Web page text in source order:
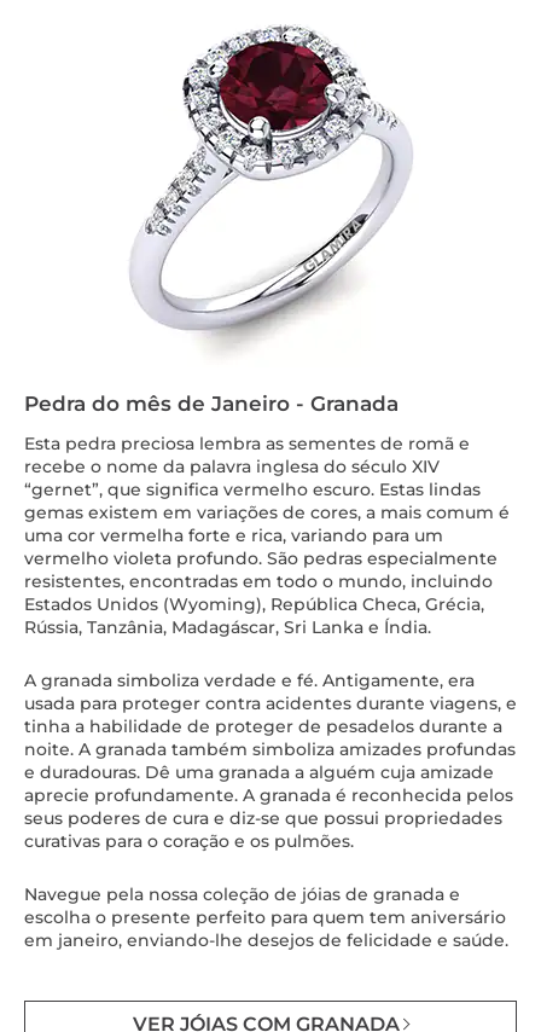
Pedra do mês de Janeiro - Granada
Esta pedra preciosa lembra as sementes de romã e
recebe o nome da palavra inglesa do século XIV
“gernet”, que significa vermelho escuro. Estas lindas
gemas existem em variações de cores, a mais comum é
uma cor vermelha forte e rica, variando para um
vermelho violeta profundo. São pedras especialmente
resistentes, encontradas em todo o mundo, incluindo
Estados Unidos (Wyoming), República Checa, Grécia,
Rússia, Tanzânia, Madagáscar, Sri Lanka e Índia.
A granada simboliza verdade e fé. Antigamente, era
usada para proteger contra acidentes durante viagens, e
tinha a habilidade de proteger de pesadelos durante a
noite. A granada também simboliza amizades profundas
e duradouras. Dê uma granada a alguém cuja amizade
aprecie profundamente. A granada é reconhecida pelos
seus poderes de cura e diz-se que possui propriedades
curativas para o coração e os pulmões.
Navegue pela nossa coleção de jóias de granada e
escolha o presente perfeito para quem tem aniversário
em janeiro, enviando-lhe desejos de felicidade e saúde.
VER JÓIAS COM GRANADA